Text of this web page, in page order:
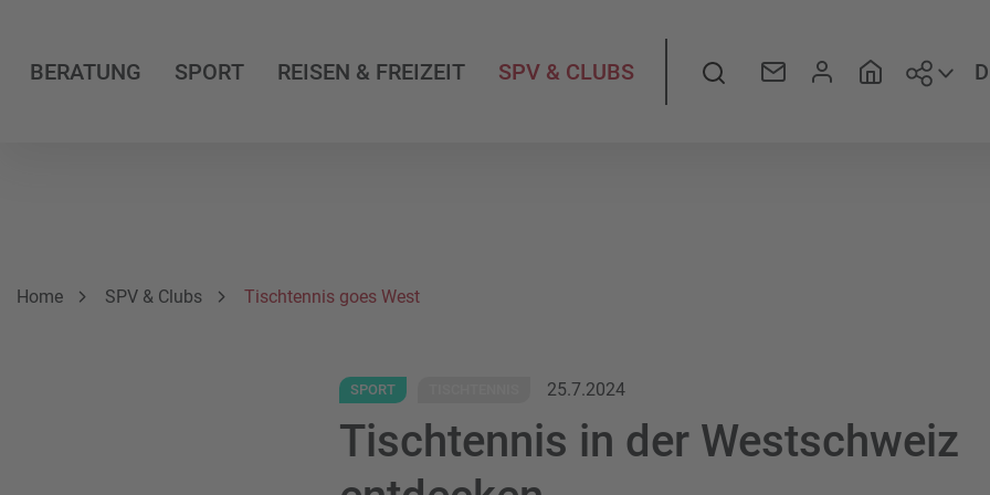
BERATUNG SPORT REISEN & FREIZEIT SPV & CLUBS Suche
Breadcrumbnavigation
Sie befinden sich hier:
Home SPV & Clubs Tischtennis goes West
SPORT 25.7.2024
Tischtennis in der Westschweiz